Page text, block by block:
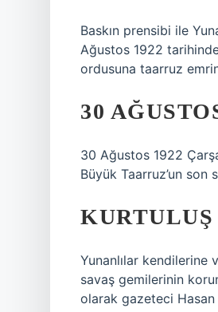
Baskın prensibi ile
Ağustos 1922
ordusuna taarruz
30
30 Ağustos 1922
Büyük Taarruz’un
Yunanlılar kendilerine
savaş gemilerinin
olarak gazeteci Hasan